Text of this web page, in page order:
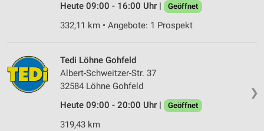
Heute 09:00 - 16:00 Uhr |
Geöffnet
332,11 km • Angebote: 1 Prospekt
❯
Tedi Löhne Gohfeld
Albert-Schweitzer-Str. 37
32584 Löhne Gohfeld
Heute 09:00 - 20:00 Uhr |
Geöffnet
319,43 km